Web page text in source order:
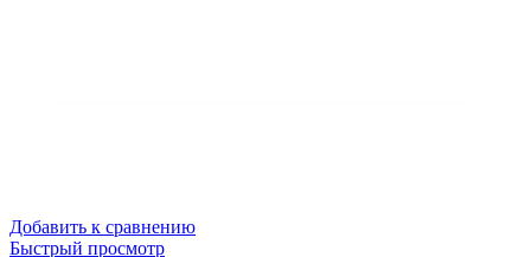
Добавить к сравнению
Быстрый просмотр